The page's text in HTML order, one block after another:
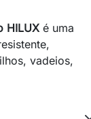
HILUX é uma
vadeios,